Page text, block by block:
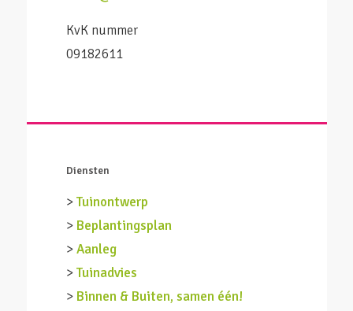
KvK nummer
09182611
Diensten
>Tuinontwerp
> Beplantingsplan
>Aanleg
>Tuinadvies
> Binnen & Buiten, samen één!